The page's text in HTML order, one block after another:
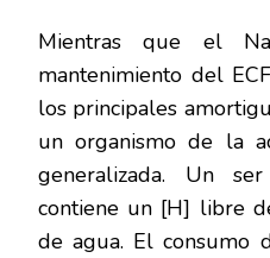
Mientras que el
mantenimiento del
los principales
un organismo de la
generalizada. Un
contiene un [H] libre
de agua. El consumo